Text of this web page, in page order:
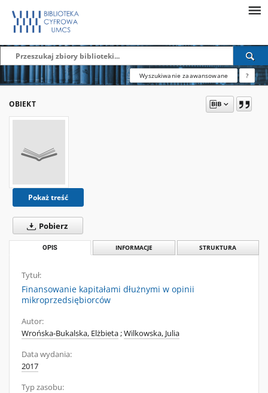
Wyszukiwanie zaawansowane ?
OBIEKT
Pokaż treść
Pobierz
OPIS INFORMACJE STRUKTURA
Tytuł:
Finansowanie kapitałami dłużnymi w opinii
mikroprzedsiębiorców
Autor:
Wrońska-Bukalska, Elżbieta;Wilkowska, Julia
Data wydania:
2017
Typ zasobu: